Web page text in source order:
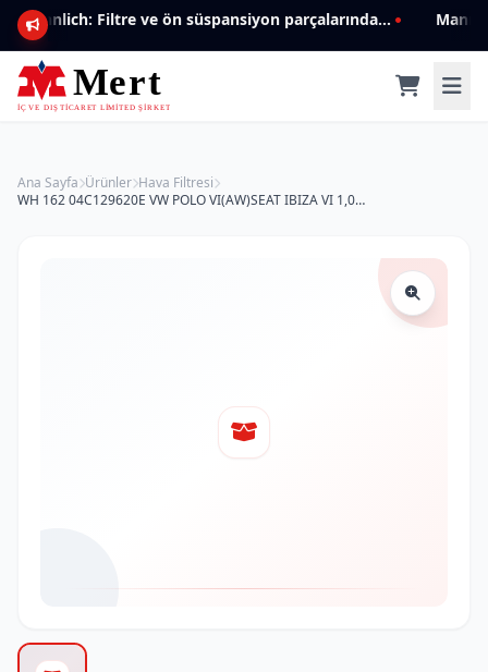
Mannlich: Filtre ve ön süspansiyon parçalarında genişleyen ürün yelpazesiyle kalite ve güven.
Ana Sayfa Ürünler Hava Filtresi
WH 162 04C129620E VW POLO VI(AW)SEAT IBIZA VI 1,0 MPI HAVA FİLTRESİ